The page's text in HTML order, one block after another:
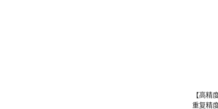
【高精
重复精